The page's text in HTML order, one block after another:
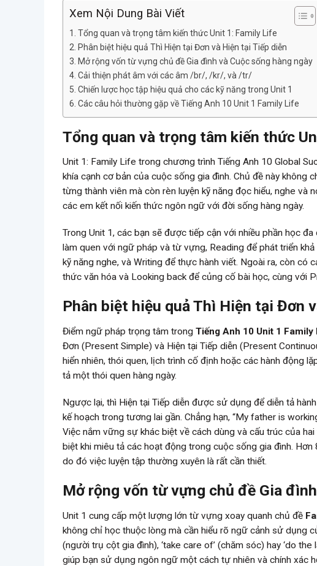
Xem Nội Dung Bài Viết
Tổng quan và trọng tâm kiến thức Unit 1: Family Life
Phân biệt hiệu quả Thì Hiện tại Đơn và Hiện tại Tiếp diễn
Mở rộng vốn từ vựng chủ đề Gia đình và Cuộc sống hàng ngày
Cải thiện phát âm với các âm /br/, /kr/, và /tr/
Chiến lược học tập hiệu quả cho các kỹ năng trong Unit 1
Các câu hỏi thường gặp về Tiếng Anh 10 Unit 1 Family Life
Tổng quan và trọng tâm kiến thức
Unit 1: Family Life trong chương trình Tiếng Anh 10 Global
khía cạnh cơ bản của cuộc sống gia đình. Chủ đề này
từng thành viên mà còn rèn luyện kỹ năng đọc hiểu, nghe
các em kết nối kiến thức ngôn ngữ với đời sống hàng ngày.
Trong Unit 1, các bạn sẽ được tiếp cận với nhiều phần học
làm quen với ngữ pháp và từ vựng, Reading để phát triển
kỹ năng nghe, và Writing để thực hành viết. Ngoài ra, còn có
thức văn hóa và Looking back để củng cố bài học, cùng với
Phân biệt hiệu quả Thì Hiện tại Đơn
Điểm ngữ pháp trọng tâm trong Tiếng Anh 10 Unit 1 Family
Đơn (Present Simple) và Hiện tại Tiếp diễn (Present
hiển nhiên, thói quen, lịch trình cố định hoặc các hành động
tả một thói quen hàng ngày.
Ngược lại, thì Hiện tại Tiếp diễn được sử dụng để diễn tả
kế hoạch trong tương lai gần. Chẳng hạn, “My father is
Việc nắm vững sự khác biệt về cách dùng và cấu trúc của
biệt khi miêu tả các hoạt động trong cuộc sống gia đình.
do đó việc luyện tập thường xuyên là rất cần thiết.
Mở rộng vốn từ vựng chủ đề Gia
Unit 1 cung cấp một lượng lớn từ vựng xoay quanh chủ đề
không chỉ học thuộc lòng mà cần hiểu rõ ngữ cảnh sử dụng
(người trụ cột gia đình), ‘take care of’ (chăm sóc) hay ‘do
giúp bạn sử dụng ngôn ngữ một cách tự nhiên và chính xác